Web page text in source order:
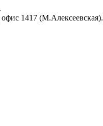
1417 (М.Алексеевская).